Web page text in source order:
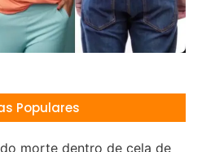
Populares